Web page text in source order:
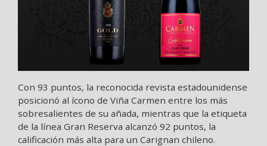
Con 93 puntos, la reconocida revista estadounidense
posicionó al ícono de Viña Carmen entre los más
sobresalientes de su añada, mientras que la etiqueta
de la línea Gran Reserva alcanzó 92 puntos, la
calificación más alta para un Carignan chileno.